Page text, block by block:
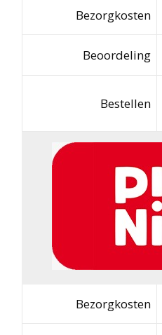
Bezorgkosten
Beoordeling
Bestellen
Bezorgkosten